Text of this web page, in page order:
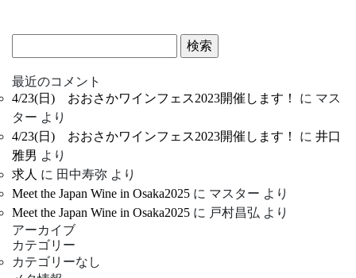
索:
最近のコメント
4/23(日) おおさかワインフェス2023開催します！
に マス
ター より
4/23(日) おおさかワインフェス2023開催します！
に 井口
雅男 より
求人 に 田中寿弥 より
Meet the Japan Wine in Osaka2025 に マスター より
Meet the Japan Wine in Osaka2025 に 戸村昌弘 より
アーカイブ
カテゴリー
カテゴリーなし